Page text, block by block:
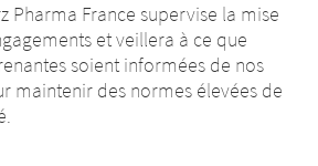
Pharma France supervise la mise
et veillera à ce que
soient informées de nos
maintenir des normes élevées de